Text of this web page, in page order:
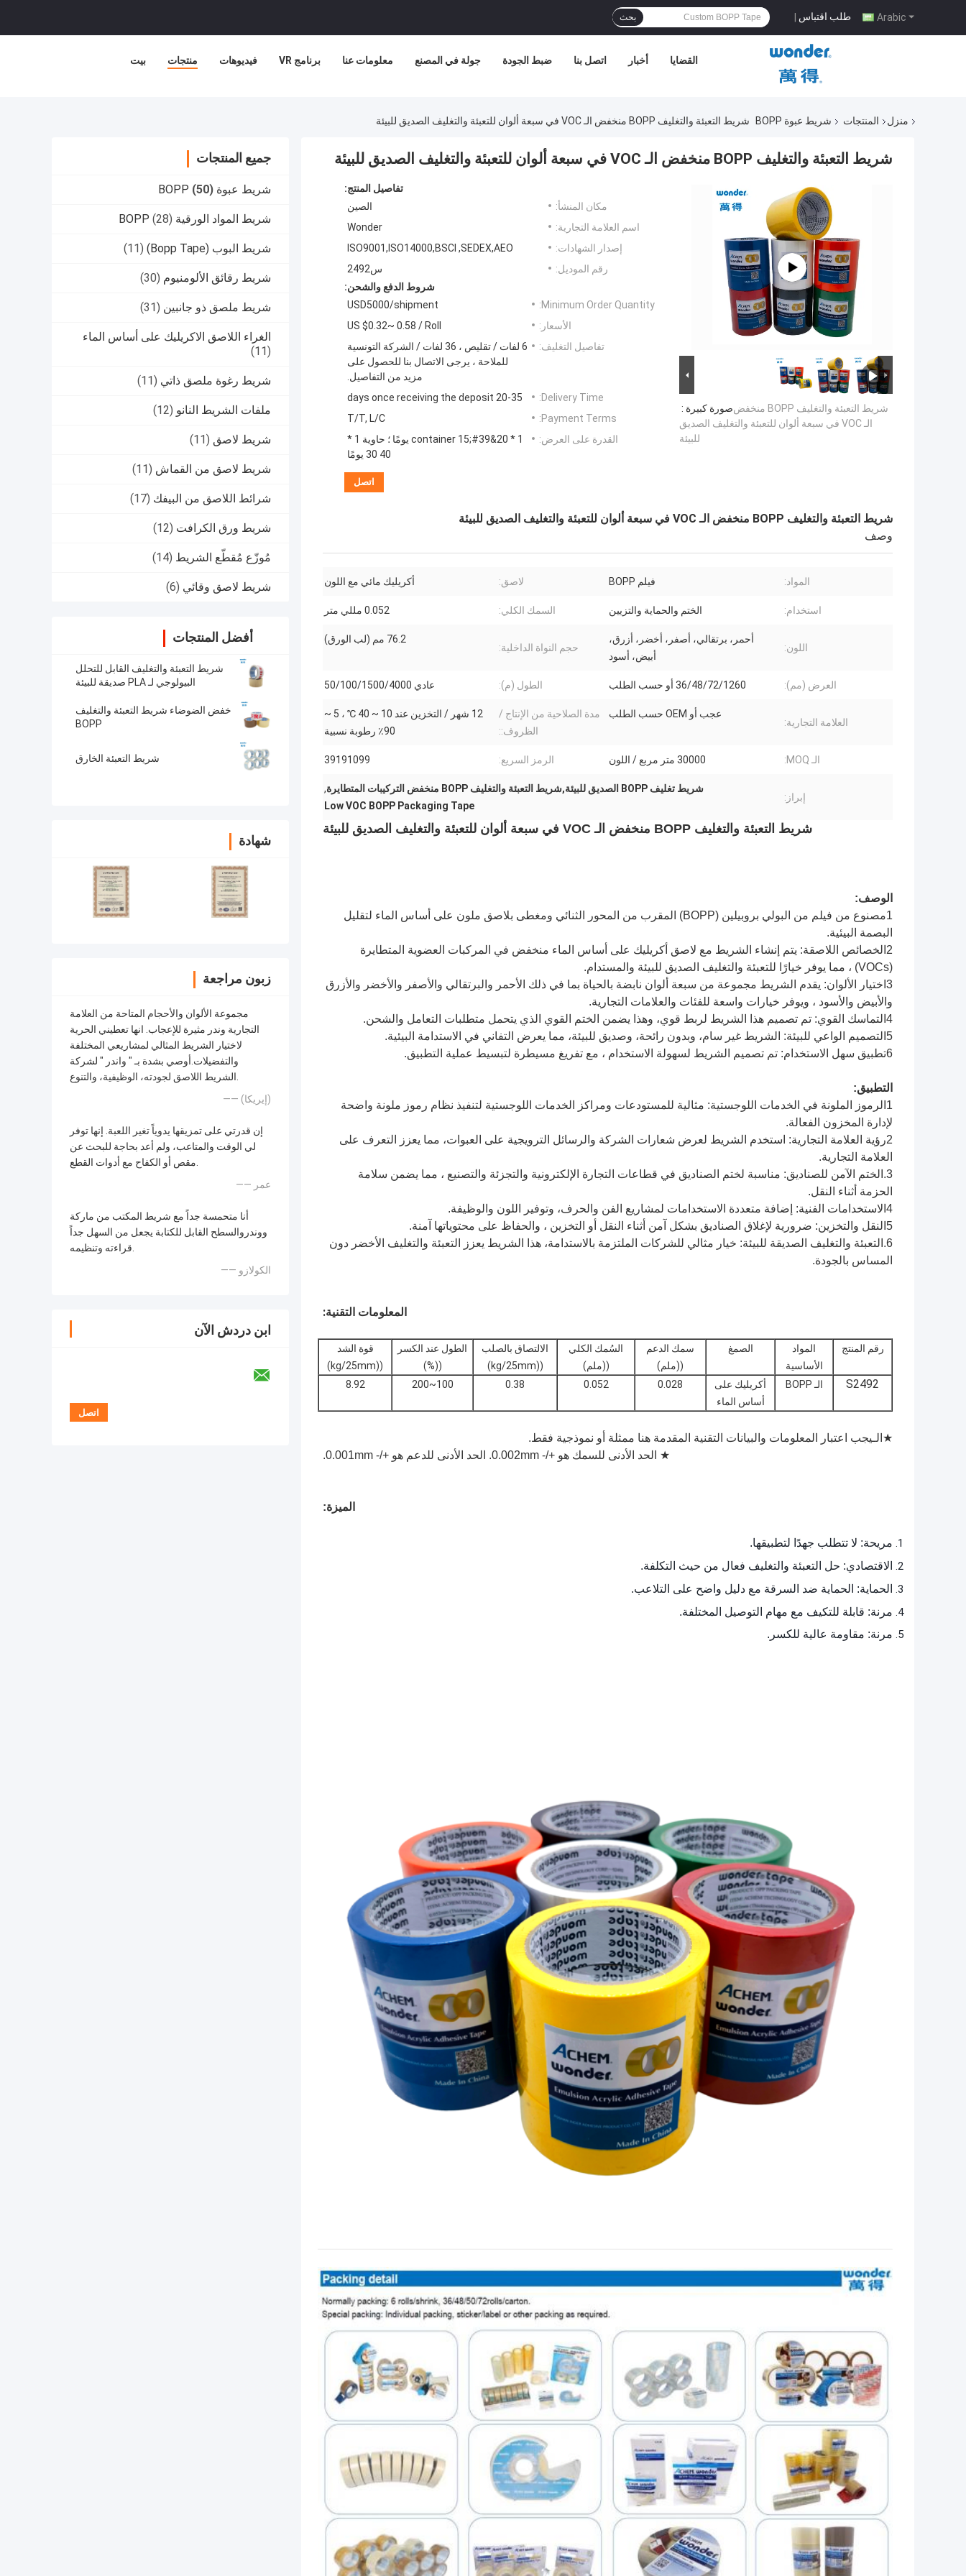
Arabic طلب اقتباس | بحث
بيت منتجات فيديوهات برنامج VR معلومات عنا جولة في المصنع ضبط الجودة اتصل بنا أخبار القضايا
منزل المنتجات شريط عبوة BOPP شريط التعبئة والتغليف BOPP منخفض الـ VOC في سبعة ألوان للتعبئة والتغليف الصديق للبيئة
جميع المنتجات
شريط عبوة BOPP (50)
شريط المواد الورقية BOPP (28)
شريط البوب (Bopp Tape) (11)
شريط رقائق الألومنيوم (30)
شريط ملصق ذو جانبين (31)
الغراء اللاصق الاكريليك على أساس الماء
(11)
شريط رغوة ملصق ذاتي (11)
ملفات الشريط النانو (12)
شريط لاصق (11)
شريط لاصق من القماش (11)
شرائط اللاصق من البيفك (17)
شريط ورق الكرافت (12)
مُوزّع مُقطّع الشريط (14)
شريط لاصق وقائي (6)
أفضل المنتجات
شريط التعبئة والتغليف القابل للتحلل
البيولوجي لـ PLA صديقة للبيئة
خفض الضوضاء شريط التعبئة والتغليف
BOPP
شريط التعبئة الخارق
شهادة
زبون مراجعة
مجموعة الألوان والأحجام المتاحة من العلامة
التجارية وندر مثيرة للإعجاب. انها تعطيني الحرية
لاختيار الشريط المثالي لمشاريعي المختلفة
والتفضيلات.أوصي بشدة بـ " واندر " لشركة
الشريط اللاصق لجودته، الوظيفية، والتنوع.
—— (إيريكا)
إن قدرتي على تمزيقها يدوياً تغير اللعبة. إنها توفر
لي الوقت والمتاعب، ولم أعد بحاجة للبحث عن
مقص أو الكفاح مع أدوات القطع.
—— عمر
أنا متحمسة جداً مع شريط المكتب من ماركة
ووندروالسطح القابل للكتابة يجعل من السهل جداً
قراءته وتنظيمه.
—— الكولازو
ابن دردش الآن
شريط التعبئة والتغليف BOPP منخفض الـ VOC في سبعة ألوان للتعبئة والتغليف الصديق للبيئة
صورة كبيرة :شريط التعبئة والتغليف BOPP منخفض
الـ VOC في سبعة ألوان للتعبئة والتغليف الصديق
للبيئة
تفاصيل المنتج:
مكان المنشأ:
الصين
اسم العلامة التجارية:
Wonder
إصدار الشهادات:
ISO9001,ISO14000,BSCI ,SEDEX,AEO
رقم الموديل:
س2492
شروط الدفع والشحن:
Minimum Order Quantity:
USD5000/shipment
الأسعار:
US $0.32~ 0.58 / Roll
تفاصيل التغليف:
6 لفات / تقليص ، 36 لفات / الشركة التونسية
للملاحة ، يرجى الاتصال بنا للحصول على
مزيد من التفاصيل.
Delivery Time:
20-35 days once receiving the deposit
Payment Terms:
T/T, L/C
القدرة على العرض:
1 * 20&#39;container 15 يومًا ؛ حاوية 1 *
40 30 يومًا
اتصل
شريط التعبئة والتغليف BOPP منخفض الـ VOC في سبعة ألوان للتعبئة والتغليف الصديق للبيئة
وصف
المواد: فيلم BOPP لاصق: أكريليك مائي مع اللون
استخدام: الختم والحماية والتزيين السمك الكلي: 0.052 مللي متر
اللون:
أحمر، برتقالي، أصفر، أخضر، أزرق،
أبيض، أسود
حجم النواة الداخلية:
76.2 مم (لب الورق)
العرض (مم): 36/48/72/1260 أو حسب الطلب الطول (م): عادي 50/100/1500/4000
العلامة التجارية:
عجب أو OEM حسب الطلب
مدة الصلاحية من الإنتاج /
الظروف::
12 شهر / التخزين عند 10 ~ 40 ℃ ، 5 ~
90٪ رطوبة نسبية
الـ MOQ: 30000 متر مربع / اللون الرمز السريع: 39191099
إبراز:
شريط تغليف BOPP الصديق للبيئة,شريط التعبئة والتغليف BOPP منخفض التركيبات المتطايرة
,
Low VOC BOPP Packaging Tape
شريط التعبئة والتغليف BOPP منخفض الـ VOC في سبعة ألوان للتعبئة والتغليف الصديق للبيئة
الوصف:
1مصنوع من فيلم من البولي بروبيلين (BOPP) المقرب من المحور الثنائي ومغطى بلاصق ملون على أساس الماء لتقليل
البصمة البيئية.
2الخصائص اللاصقة: يتم إنشاء الشريط مع لاصق أكريليك على أساس الماء منخفض في المركبات العضوية المتطايرة
(VOCs) ، مما يوفر خيارًا للتعبئة والتغليف الصديق للبيئة والمستدام.
3اختيار الألوان: يقدم الشريط مجموعة من سبعة ألوان نابضة بالحياة بما في ذلك الأحمر والبرتقالي والأصفر والأخضر والأزرق
والأبيض والأسود ، ويوفر خيارات واسعة للفئات والعلامات التجارية.
4التماسك القوي: تم تصميم هذا الشريط لربط قوي، وهذا يضمن الختم القوي الذي يتحمل متطلبات التعامل والشحن.
5التصميم الواعي للبيئة: الشريط غير سام، وبدون رائحة، وصديق للبيئة، مما يعرض التفاني في الاستدامة البيئية.
6تطبيق سهل الاستخدام: تم تصميم الشريط لسهولة الاستخدام ، مع تفريغ مسيطرة لتبسيط عملية التطبيق.
التطبيق:
1الرموز الملونة في الخدمات اللوجستية: مثالية للمستودعات ومراكز الخدمات اللوجستية لتنفيذ نظام رموز ملونة واضحة
لإدارة المخزون الفعالة.
2رؤية العلامة التجارية: استخدم الشريط لعرض شعارات الشركة والرسائل الترويجية على العبوات، مما يعزز التعرف على
العلامة التجارية.
3.الختم الآمن للصناديق: مناسبة لختم الصناديق في قطاعات التجارة الإلكترونية والتجزئة والتصنيع ، مما يضمن سلامة
الحزمة أثناء النقل.
4الاستخدامات الفنية: إضافة متعددة الاستخدامات لمشاريع الفن والحرف، وتوفير اللون والوظيفة.
5النقل والتخزين: ضرورية لإغلاق الصناديق بشكل آمن أثناء النقل أو التخزين ، والحفاظ على محتوياتها آمنة.
6.التعبئة والتغليف الصديقة للبيئة: خيار مثالي للشركات الملتزمة بالاستدامة، هذا الشريط يعزز التعبئة والتغليف الأخضر دون
المساس بالجودة.
المعلومات التقنية:
رقم المنتج
المواد
الأساسية
الصمغ
سمك الدعم
((ملم)
السُمك الكلي
((ملم)
الالتصاق بالصلب
((kg/25mm)
الطول عند الكسر
((%)
قوة الشد
((kg/25mm)
S2492 الـ BOPP
أكريليك على
أساس الماء
0.028
0.052
0.38
100~200
8.92
★ الـيجب اعتبار المعلومات والبيانات التقنية المقدمة هنا ممثلة أو نموذجية فقط.
★ الحد الأدنى للسمك هو +/- 0.002mm. الحد الأدنى للدعم هو +/- 0.001mm.
الميزة:
مريحة: لا تتطلب جهدًا لتطبيقها.
الاقتصادي: حل التعبئة والتغليف فعال من حيث التكلفة.
الحماية: الحماية ضد السرقة مع دليل واضح على التلاعب.
مرنة: قابلة للتكيف مع مهام التوصيل المختلفة.
مرنة: مقاومة عالية للكسر.